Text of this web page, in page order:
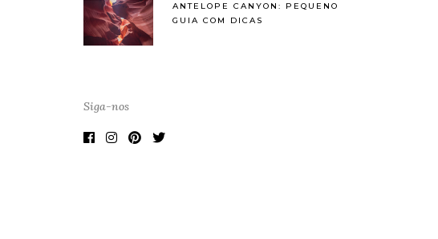
ANTELOPE CANYON: PEQUENO
GUIA COM DICAS
Siga-nos